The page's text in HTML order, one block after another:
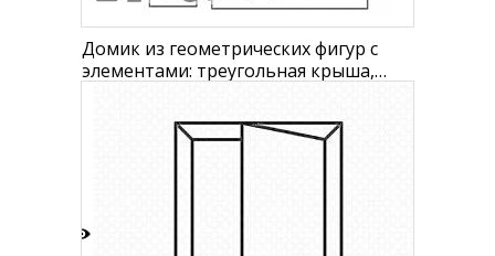
Домик из геометрических фигур с
элементами: треугольная крыша,
квадратная стенка, прямоугольный